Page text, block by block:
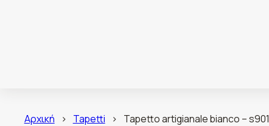
Αρχική > Tapetti > Tapetto artigianale bianco – s901